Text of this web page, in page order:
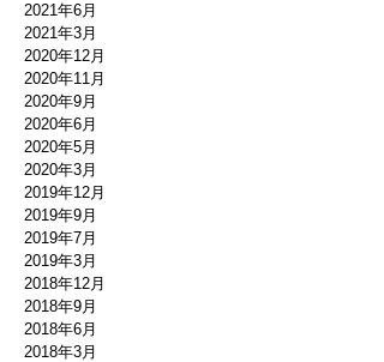
2021年6月
2021年3月
2020年12月
2020年11月
2020年9月
2020年6月
2020年5月
2020年3月
2019年12月
2019年9月
2019年7月
2019年3月
2018年12月
2018年9月
2018年6月
2018年3月